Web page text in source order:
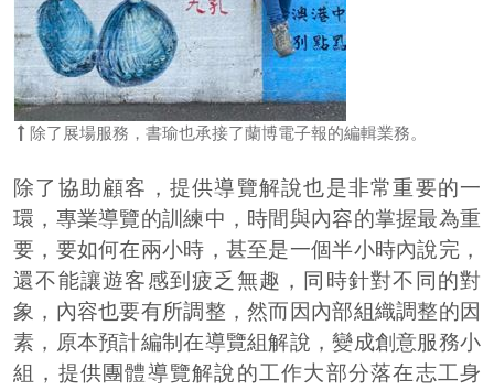
除了展場服務，書瑜也承接了蘭博電子報的編輯業務。
除了協助顧客，提供導覽解說也是非常重要的一
環，專業導覽的訓練中，時間與內容的掌握最為重
要，要如何在兩小時，甚至是一個半小時內說完，
還不能讓遊客感到疲乏無趣，同時針對不同的對
象，內容也要有所調整，然而因內部組織調整的因
素，原本預計編制在導覽組解說，變成創意服務小
組，提供團體導覽解說的工作大部分落在志工身